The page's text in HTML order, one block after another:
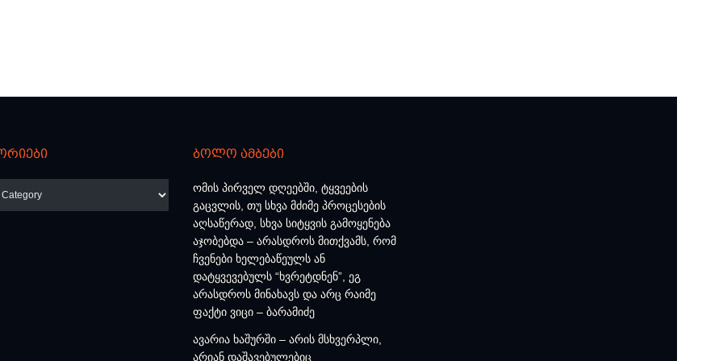
ბოლო ამბები
ომის პირველ დღეებში, ტყვეების
გაცვლის, თუ სხვა მძიმე პროცესების
აღსაწერად, სხვა სიტყვის გამოყენება
აჯობებდა – არასდროს მითქვამს, რომ
ჩვენები ხელებაწეულს ან
დატყვევებულს “ხვრეტდნენ”, ეგ
არასდროს მინახავს და არც რაიმე
ფაქტი ვიცი – ბარამიძე
ავარია ხაშურში – არის მსხვერპლი,
არიან დაშავებულებიც